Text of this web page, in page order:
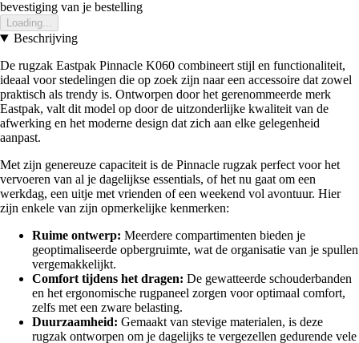
bevestiging van je bestelling
Loading...
Beschrijving
De rugzak Eastpak Pinnacle K060 combineert stijl en functionaliteit,
ideaal voor stedelingen die op zoek zijn naar een accessoire dat zowel
praktisch als trendy is. Ontworpen door het gerenommeerde merk
Eastpak, valt dit model op door de uitzonderlijke kwaliteit van de
afwerking en het moderne design dat zich aan elke gelegenheid
aanpast.
Met zijn genereuze capaciteit is de Pinnacle rugzak perfect voor het
vervoeren van al je dagelijkse essentials, of het nu gaat om een
werkdag, een uitje met vrienden of een weekend vol avontuur. Hier
zijn enkele van zijn opmerkelijke kenmerken:
Ruime ontwerp: Meerdere compartimenten bieden je
geoptimaliseerde opbergruimte, wat de organisatie van je spullen
vergemakkelijkt.
Comfort tijdens het dragen: De gewatteerde schouderbanden
en het ergonomische rugpaneel zorgen voor optimaal comfort,
zelfs met een zware belasting.
Duurzaamheid: Gemaakt van stevige materialen, is deze
rugzak ontworpen om je dagelijks te vergezellen gedurende vele